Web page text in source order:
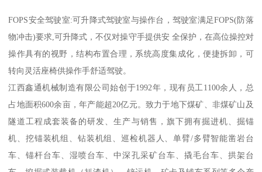
FOPS安全驾驶室:可升降式驾驶室与操作台，驾驶室满足FOPS(防落
物冲击)要求,可升降式，不仅对操守手提供安 全保护，在高位操控对
操作具有的视野，结构布置合理，系统高度集成化，便捷拆卸，可
转向灵活座椅供操作手舒适驾驶。
江西鑫通机械制造有限公司始创于1992年，现有员工1100余人，总
占地面积600余亩，年产能超20亿元。致力于地下煤矿、非煤矿山及
隧道工程成套装备的研发、生产与销售，旗下拥有掘进机、掘锚
机、挖锚装机组、钻装机组、巡检机器人、单臂/多臂智能凿岩台
车、锚杆台车、湿喷台车、中深孔采矿台车、撬毛台车、拱架台